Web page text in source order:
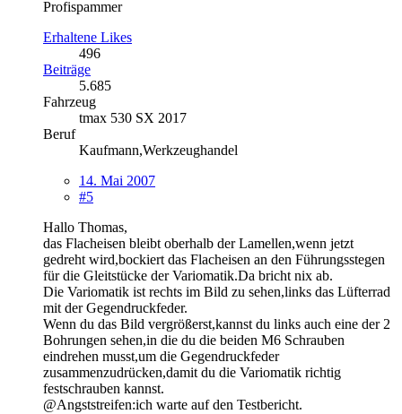
Profispammer
Erhaltene Likes
496
Beiträge
5.685
Fahrzeug
tmax 530 SX 2017
Beruf
Kaufmann,Werkzeughandel
14. Mai 2007
#5
Hallo Thomas,
das Flacheisen bleibt oberhalb der Lamellen,wenn jetzt
gedreht wird,bockiert das Flacheisen an den Führungsstegen
für die Gleitstücke der Variomatik.Da bricht nix ab.
Die Variomatik ist rechts im Bild zu sehen,links das Lüfterrad
mit der Gegendruckfeder.
Wenn du das Bild vergrößerst,kannst du links auch eine der 2
Bohrungen sehen,in die du die beiden M6 Schrauben
eindrehen musst,um die Gegendruckfeder
zusammenzudrücken,damit du die Variomatik richtig
festschrauben kannst.
@Angststreifen:ich warte auf den Testbericht.